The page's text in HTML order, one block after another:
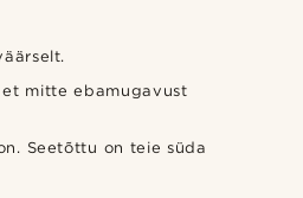
mitte ebamugavust
Seetõttu on teie süda